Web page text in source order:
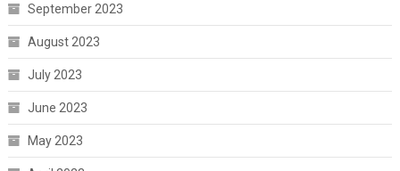
September 2023
August 2023
July 2023
June 2023
May 2023